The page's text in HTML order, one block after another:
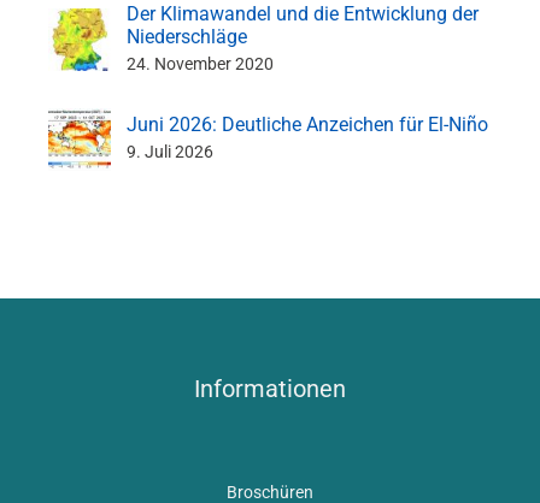
Der Klimawandel und die Entwicklung der
Niederschläge
24. November 2020
Juni 2026: Deutliche Anzeichen für El-Niño
9. Juli 2026
Informationen
Broschüren